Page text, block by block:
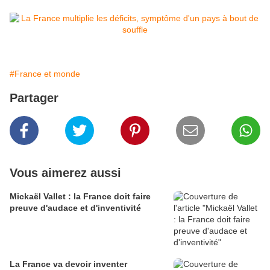
#France et monde
Partager
Vous aimerez aussi
Mickaël Vallet : la France doit faire
preuve d'audace et d'inventivité
La France va devoir inventer